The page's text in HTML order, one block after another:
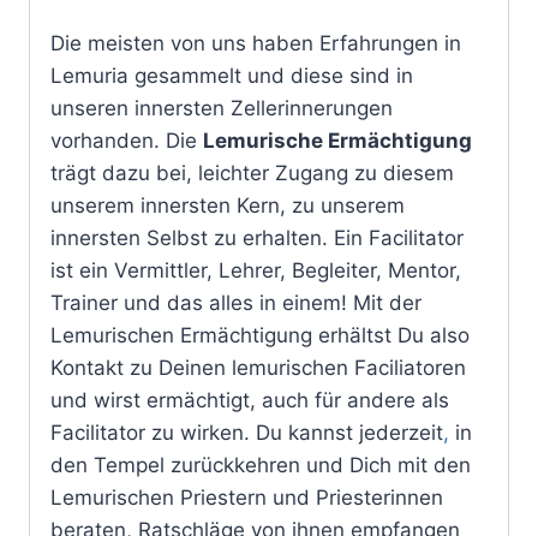
Die meisten von uns haben Erfahrungen in
Lemuria gesammelt und diese sind in
unseren innersten Zellerinnerungen
vorhanden. Die Lemurische Ermächtigung
trägt dazu bei, leichter Zugang zu diesem
unserem innersten Kern, zu unserem
innersten Selbst zu erhalten. Ein Facilitator
ist ein Vermittler, Lehrer, Begleiter, Mentor,
Trainer und das alles in einem! Mit der
Lemurischen Ermächtigung erhältst Du also
Kontakt zu Deinen lemurischen Faciliatoren
und wirst ermächtigt, auch für andere als
Facilitator zu wirken. Du kannst jederzeit, in
den Tempel zurückkehren und Dich mit den
Lemurischen Priestern und Priesterinnen
beraten, Ratschläge von ihnen empfangen